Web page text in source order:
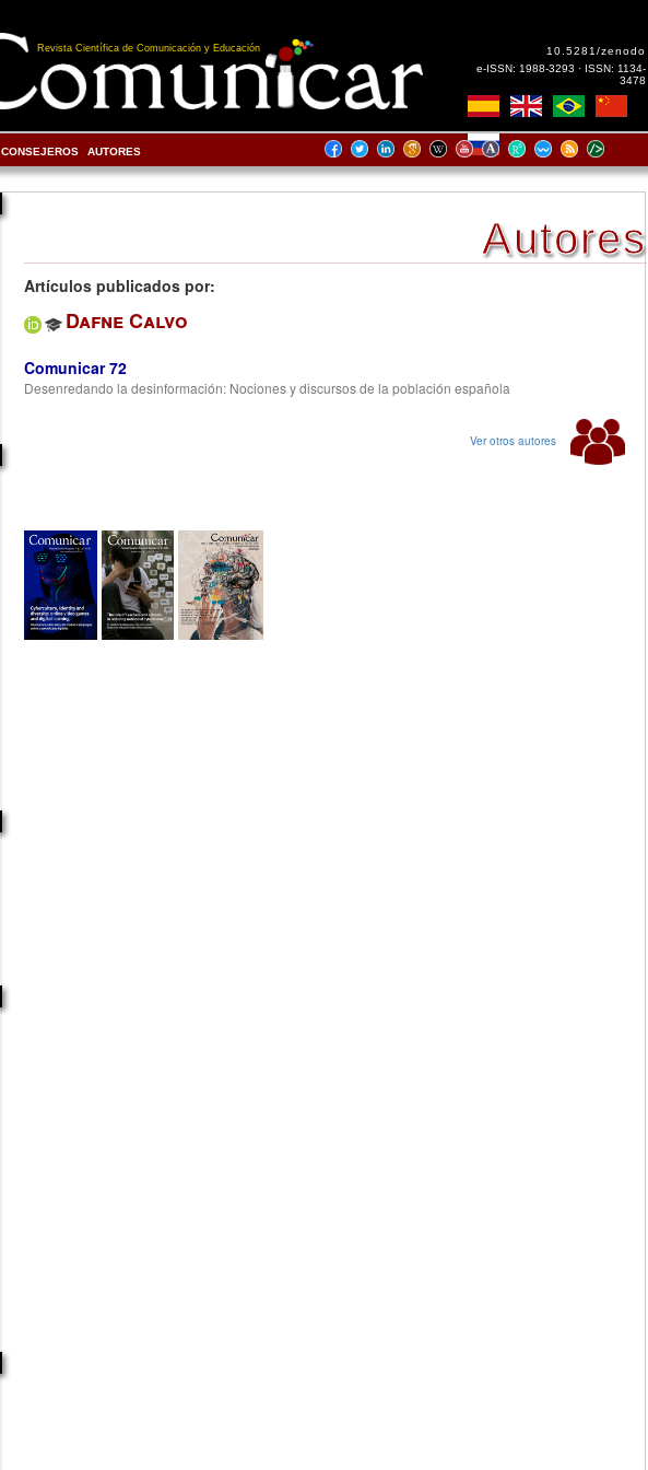
Revista Científica de Comunicación y Educación
10.5281/zenodo
e-ISSN: 1988-3293 · ISSN: 1134-
3478
CONSEJEROS AUTORES
Autores
Artículos publicados por:
Dafne Calvo
Comunicar 72
Desenredando la desinformación: Nociones y discursos de la población española
Ver otros autores